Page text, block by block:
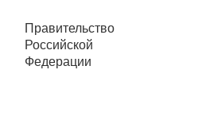
Правительство
Российской
Федерации